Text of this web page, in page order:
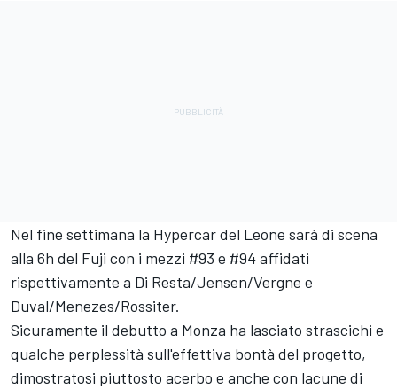
Nel fine settimana la Hypercar del Leone sarà di scena
alla 6h del Fuji con i mezzi #93 e #94 affidati
rispettivamente a Di Resta/Jensen/Vergne e
Duval/Menezes/Rossiter.
Sicuramente il debutto a Monza ha lasciato strascichi e
qualche perplessità sull'effettiva bontà del progetto,
dimostratosi piuttosto acerbo e anche con lacune di